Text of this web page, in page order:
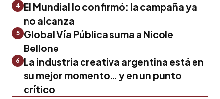
4 El Mundial lo confirmó: la campaña ya
no alcanza
5
Global Vía Pública suma a Nicole
Bellone
6
La industria creativa argentina está en
su mejor momento… y en un punto
crítico